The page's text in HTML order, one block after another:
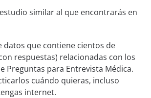
similar al que encontrarás en
datos que contiene cientos de
respuestas) relacionadas con los
Preguntas para Entrevista Médica.
cuándo quieras, incluso
internet.